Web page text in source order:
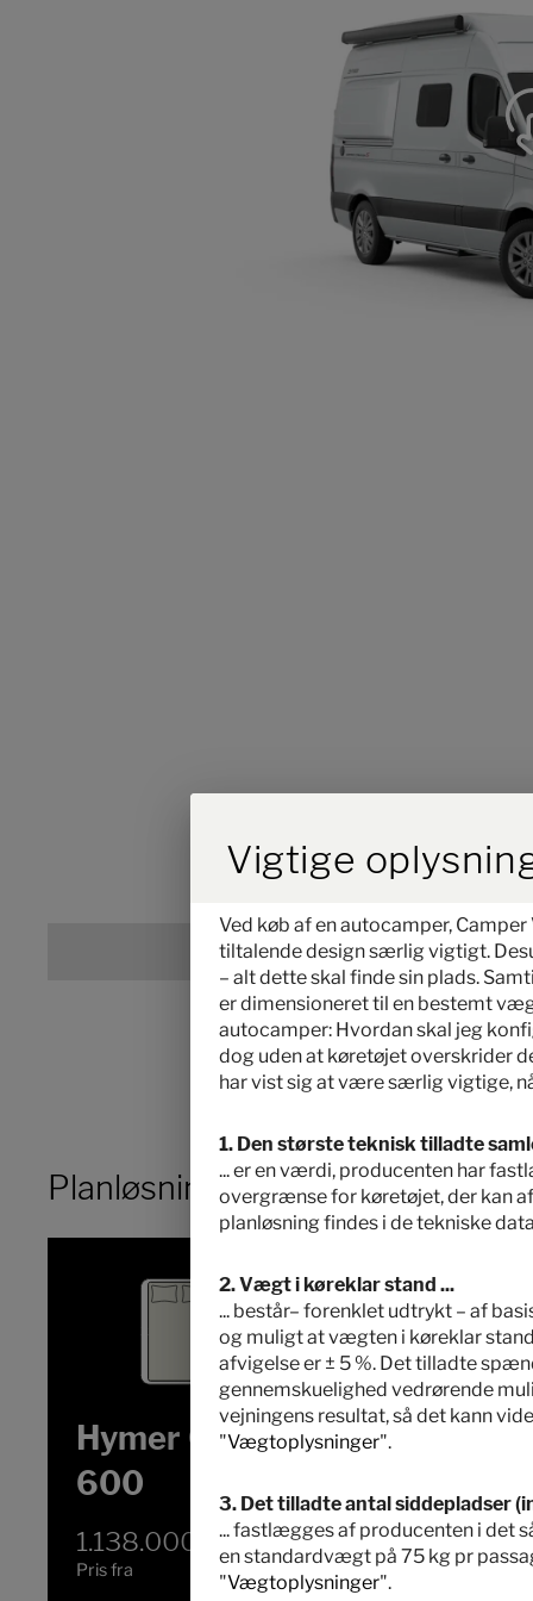
Planløsning
Hymer Grand Canyon S
600
1.138.000,– kr.
Pris fra
2 - 4
Sovepladser
Durch Scrolling
Vigtige
Ved køb af en autocamper,
tiltalende design særlig vigtigt.
– alt dette skal finde sin plads.
er dimensioneret til en bestemt
autocamper: Hvordan skal jeg
dog uden at køretøjet overskrider
har vist sig at være særlig vigtige,
1. Den største teknisk tilladte
... er en værdi, producenten har
overgrænse for køretøjet, der kan
planløsning findes i de tekniske
2. Vægt i køreklar stand ...
... består– forenklet udtrykt – af
og muligt at vægten i køreklar
afvigelse er ± 5 %. Det tilladte
gennemskuelighed vedrørende
vejningens resultat, så det kann
"Vægtoplysninger".
3. Det tilladte antal siddepladser
... fastlægges af producenten i det
en standardvægt på 75 kg pr
"Vægtoplysninger".